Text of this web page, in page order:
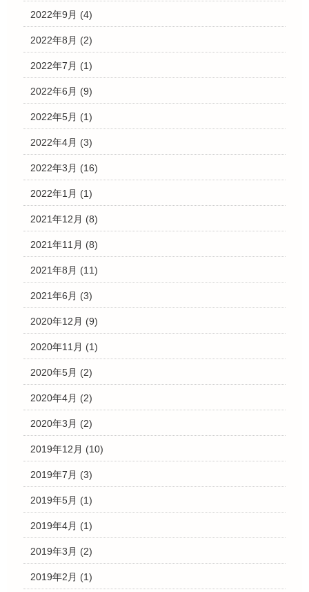
2022年9月 (4)
2022年8月 (2)
2022年7月 (1)
2022年6月 (9)
2022年5月 (1)
2022年4月 (3)
2022年3月 (16)
2022年1月 (1)
2021年12月 (8)
2021年11月 (8)
2021年8月 (11)
2021年6月 (3)
2020年12月 (9)
2020年11月 (1)
2020年5月 (2)
2020年4月 (2)
2020年3月 (2)
2019年12月 (10)
2019年7月 (3)
2019年5月 (1)
2019年4月 (1)
2019年3月 (2)
2019年2月 (1)